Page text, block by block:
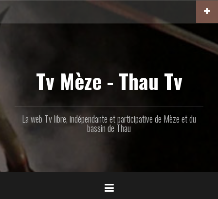
au
contenu
Tv Mèze - Thau Tv
La web Tv libre, indépendante et participative de Mèze et du
bassin de Thau